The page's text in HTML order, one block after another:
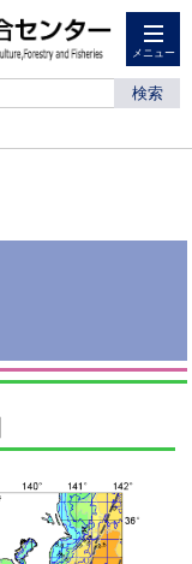
メニュー
検索